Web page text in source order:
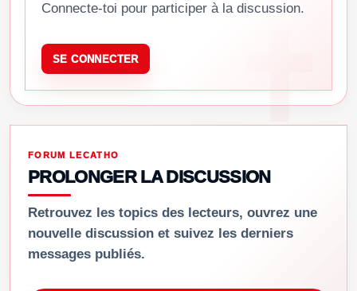
Connecte-toi pour participer à la discussion.
SE CONNECTER
FORUM LECATHO
PROLONGER LA DISCUSSION
Retrouvez les topics des lecteurs, ouvrez une
nouvelle discussion et suivez les derniers
messages publiés.